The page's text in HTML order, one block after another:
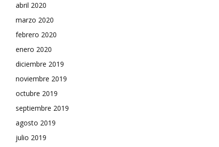
abril 2020
marzo 2020
febrero 2020
enero 2020
diciembre 2019
noviembre 2019
octubre 2019
septiembre 2019
agosto 2019
julio 2019